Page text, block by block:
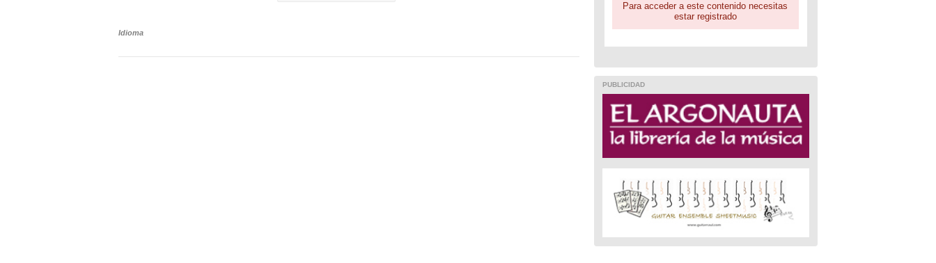
Idioma
Para acceder a este contenido necesitas
estar registrado
PUBLICIDAD